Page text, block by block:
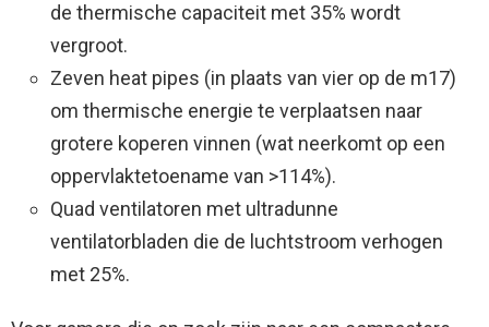
de thermische capaciteit met 35% wordt
vergroot.
Zeven heat pipes (in plaats van vier op de m17)
om thermische energie te verplaatsen naar
grotere koperen vinnen (wat neerkomt op een
oppervlaktetoename van >114%).
Quad ventilatoren met ultradunne
ventilatorbladen die de luchtstroom verhogen
met 25%.